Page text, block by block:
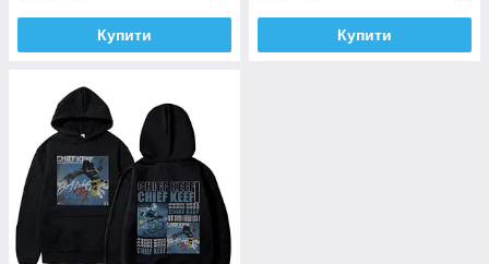
Купити Купити